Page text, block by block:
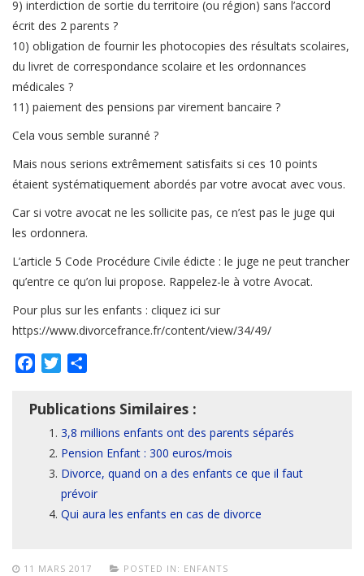
9) interdiction de sortie du territoire (ou région) sans l’accord
écrit des 2 parents ?
10) obligation de fournir les photocopies des résultats scolaires,
du livret de correspondance scolaire et les ordonnances
médicales ?
11) paiement des pensions par virement bancaire ?
Cela vous semble suranné ?
Mais nous serions extrêmement satisfaits si ces 10 points
étaient systématiquement abordés par votre avocat avec vous.
Car si votre avocat ne les sollicite pas, ce n’est pas le juge qui
les ordonnera.
L’article 5 Code Procédure Civile édicte : le juge ne peut trancher
qu’entre ce qu’on lui propose. Rappelez-le à votre Avocat.
Pour plus sur les enfants : cliquez ici sur
https://www.divorcefrance.fr/content/view/34/49/
FacebookTwitter
Publications Similaires :
3,8 millions enfants ont des parents séparés
Pension Enfant : 300 euros/mois
Divorce, quand on a des enfants ce que il faut
prévoir
Qui aura les enfants en cas de divorce
11 MARS 2017 POSTED IN: ENFANTS